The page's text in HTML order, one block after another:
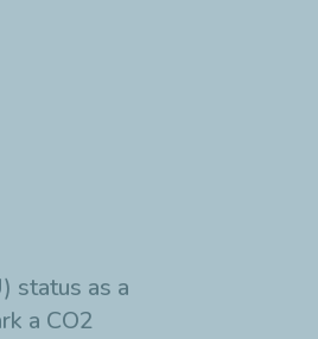
status as a
a CO2